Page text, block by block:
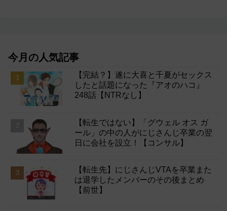
今月の人気記事
【完結？】遂に大喜と千夏がセックス
したと話題になった『アオのハコ』
248話【NTRなし】
【転生ではない】「グウェル オス ガ
ール」の中の人がにじさんじ卒業の翌
日に会社を設立！【コンサル】
【転生先】にじさんじVTAを卒業また
は退学したメンバーのその後まとめ
【前世】